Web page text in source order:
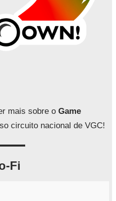
mais sobre o Game
circuito nacional de VGC!
Fi